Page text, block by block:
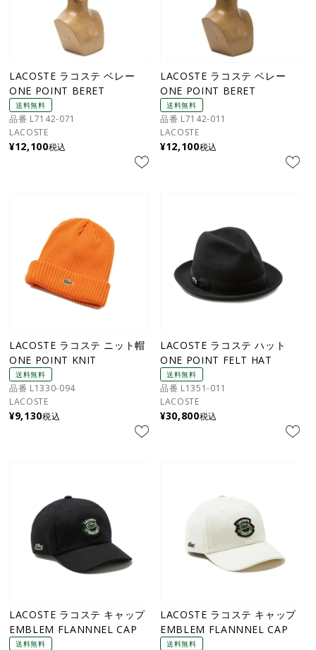
LACOSTE ラコステ ベレー
ONE POINT BERET
送料無料
品番 L7142-071
LACOSTE
¥12,100税込
LACOSTE ラコステ ベレー
ONE POINT BERET
送料無料
品番 L7142-011
LACOSTE
¥12,100税込
LACOSTE ラコステ ニット帽
ONE POINT KNIT
送料無料
品番 L1330-094
LACOSTE
¥9,130税込
LACOSTE ラコステ ハット
ONE POINT FELT HAT
送料無料
品番 L1351-011
LACOSTE
¥30,800税込
LACOSTE ラコステ キャップ
EMBLEM FLANNNEL CAP
送料無料
LACOSTE ラコステ キャップ
EMBLEM FLANNNEL CAP
送料無料